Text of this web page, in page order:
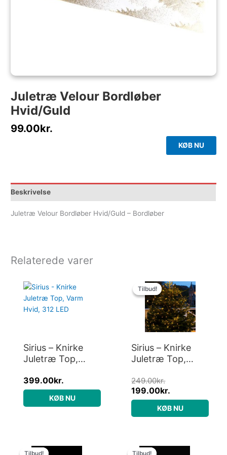
Juletræ Velour Bordløber
Hvid/Guld
99.00kr.
KØB NU
Beskrivelse
Juletræ Velour Bordløber Hvid/Guld – Bordløber
Relaterede varer
Sirius – Knirke
Juletræ Top,
LED
399.00kr.
KØB NU
Tilbud!
Tilbud!
Sirius – Knirke
Juletræ Top,
LED
249.00kr.
oprindelige
pris
var:
249.00kr..
199.00kr.
aktuelle
pris
er:
199.00kr..
KØB NU
Tilbud!
Tilbud! Tilbud!
Tilbud!